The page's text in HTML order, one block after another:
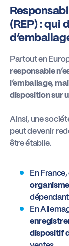
(REP) : qui
Partout en
responsable
l’emballage,
disposition sur
Ainsi, une
peut devenir
être établie.
En
En
dispositif